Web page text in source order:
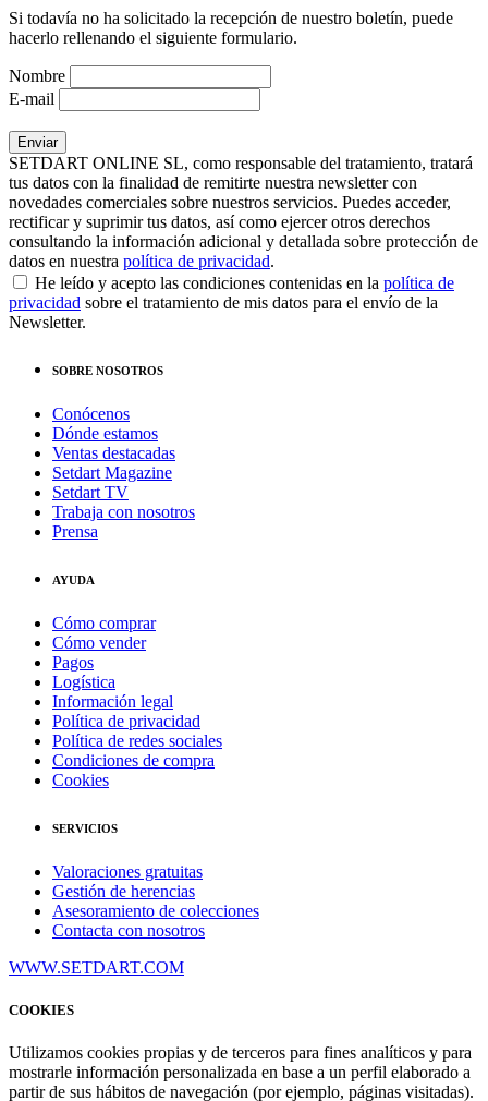
Si todavía no ha solicitado la recepción de nuestro boletín, puede
hacerlo rellenando el siguiente formulario.
Nombre
E-mail
SETDART ONLINE SL, como responsable del tratamiento, tratará
tus datos con la finalidad de remitirte nuestra newsletter con
novedades comerciales sobre nuestros servicios. Puedes acceder,
rectificar y suprimir tus datos, así como ejercer otros derechos
consultando la información adicional y detallada sobre protección de
datos en nuestra política de privacidad.
He leído y acepto las condiciones contenidas en la política de
privacidad sobre el tratamiento de mis datos para el envío de la
Newsletter.
SOBRE NOSOTROS
Conócenos
Dónde estamos
Ventas destacadas
Setdart Magazine
Setdart TV
Trabaja con nosotros
Prensa
AYUDA
Cómo comprar
Cómo vender
Pagos
Logística
Información legal
Política de privacidad
Política de redes sociales
Condiciones de compra
Cookies
SERVICIOS
Valoraciones gratuitas
Gestión de herencias
Asesoramiento de colecciones
Contacta con nosotros
WWW.SETDART.COM
COOKIES
Utilizamos cookies propias y de terceros para fines analíticos y para
mostrarle información personalizada en base a un perfil elaborado a
partir de sus hábitos de navegación (por ejemplo, páginas visitadas).